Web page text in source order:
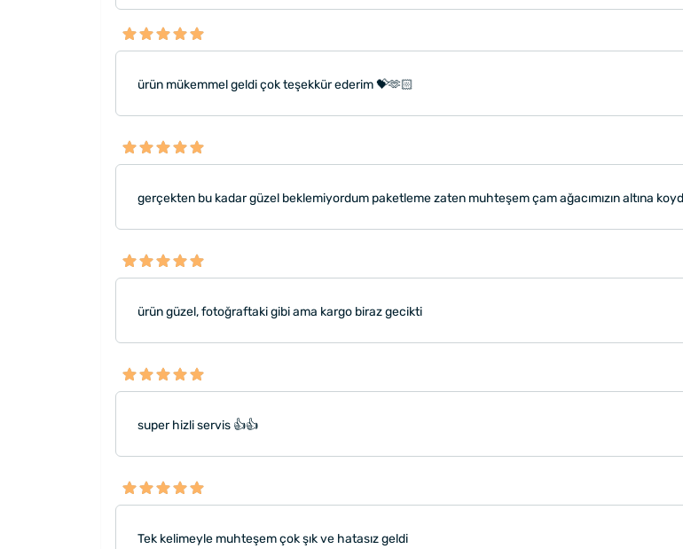
ürün mükemmel geldi çok teşekkür ederim 💝🫶🏻
gerçekten bu kadar güzel beklemiyordum paketleme zaten muhteşem çam ağacımızın altına
ürün güzel, fotoğraftaki gibi ama kargo biraz gecikti
super hizli servis 👍👍
Tek kelimeyle muhteşem çok şık ve hatasız geldi